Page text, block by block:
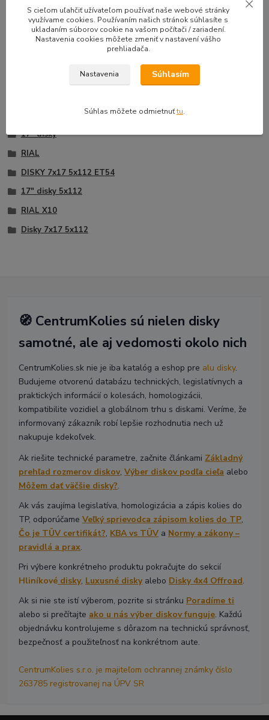
33,50 EUR/sada
27,24 EURbez DPH
Na sklade |
Doprava zadarmo
Pridať do košíka
39,90
32,44 EUR
Tovar zaradený v kategóriách
17" disky
RIAL
DISKY 7x17 5x112 ET54
17" disky 5x112
RIAL X10
Disky 7x17 5x112
🧭 CentrumKolies sú nielen disky
samotné, ale aj vedomosti okolo nich
CentrumKolies.sk nie je iba katalóg a eshop pre alu disky.
Budujeme otvorenú databázu technických, legislatívnych a
praktických informácií o kolesách, homologizácii,
kompatibilite vozidiel a globálnom trhu s diskami. Veríme, že
informovaný zákazník robí lepšie rozhodnutia nech už
nakupuje kdekoľvek.
Ak riešite technické parametre, začnite článkami Základný
prehľad rozmerov diskov,Výber diskov podľa cieľa alebo
Môžem dať väčšie disky?.
Ak vás zaujíma legislatíva, homologizácia a zápis kolies do
TP, odporúčameVeľký sprievodca zápisom kolies do TP,
Čo je TÜV certifikát?, KBA vs TÜV a Normy a zákony –
pravidlá a prax.
Pri výbere konkrétneho produktu pokračujte do sekcií
Hliníkové disky, Luxusné diskyalebo Disky 4x4 Offroad.
Ak si nie ste istí výberom, pozrite si stránku Poradíme ti
alebo si prečítajte ako u nás výber diskov funguje. Každú
objednávku kontrolujeme s dôrazom na technickú správnosť,
bezpečnosť a použiteľnosť na konkrétnom aute.
CentrumKolies s.r.o. je majiteľom ochrannej známky číslo
263785 registrovanej na ÚPV SR
S cieľom uľahčiť užívateľom používať naše webové stránky
využívame cookies. Používaním našich stránok súhlasíte s
ukladaním súborov cookie na vašom počítači / zariadení.
Nastavenia cookies môžete zmeniť v nastavení vášho
prehliadača.
Nastavenia Súhlasím
Súhlas môžete odmietnuťtu.